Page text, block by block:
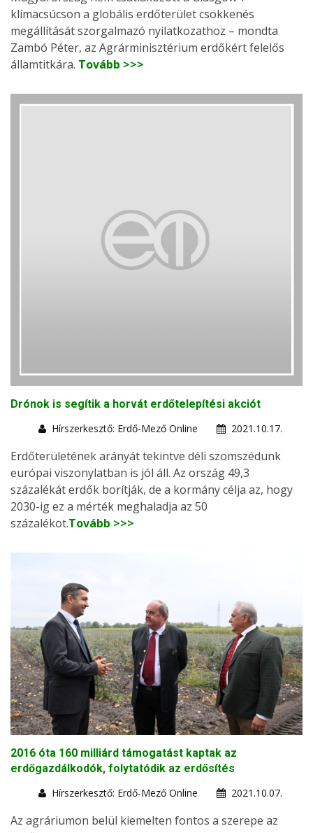
klímacsúcson a globális erdőterület csökkenés
megállítását szorgalmazó nyilatkozathoz – mondta
Zambó Péter, az Agrárminisztérium erdőkért felelős
államtitkára. Tovább >>>
Drónok is segítik a horvát erdőtelepítési akciót
Hírszerkesztő: Erdő-Mező Online
2021.10.17.
Erdőterületének arányát tekintve déli szomszédunk
európai viszonylatban is jól áll. Az ország 49,3
százalékát erdők borítják, de a kormány célja az, hogy
2030-ig ez a mérték meghaladja az 50
százalékot.Tovább >>>
2016 óta 160 milliárd támogatást kaptak az
erdőgazdálkodók, folytatódik az erdősítés
Hírszerkesztő: Erdő-Mező Online
2021.10.07.
Az agráriumon belül kiemelten fontos a szerepe az